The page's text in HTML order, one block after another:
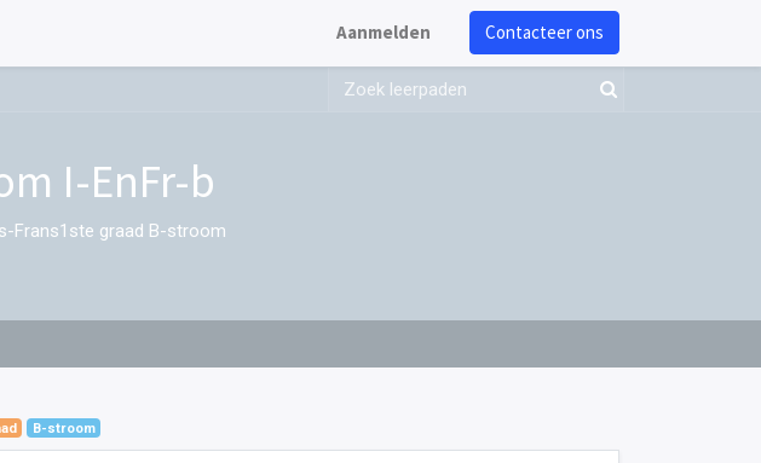
Aanmelden Contacteer ons
I-EnFr-b
Frans1ste graad B-stroom
B-stroom